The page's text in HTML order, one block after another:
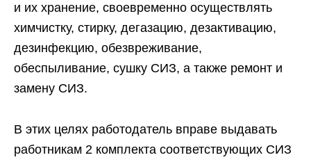
и их хранение, своевременно осуществлять
химчистку, стирку, дегазацию, дезактивацию,
дезинфекцию, обезвреживание,
обеспыливание, сушку СИЗ, а также ремонт и
замену СИЗ.
В этих целях работодатель вправе выдавать
работникам 2 комплекта соответствующих СИЗ